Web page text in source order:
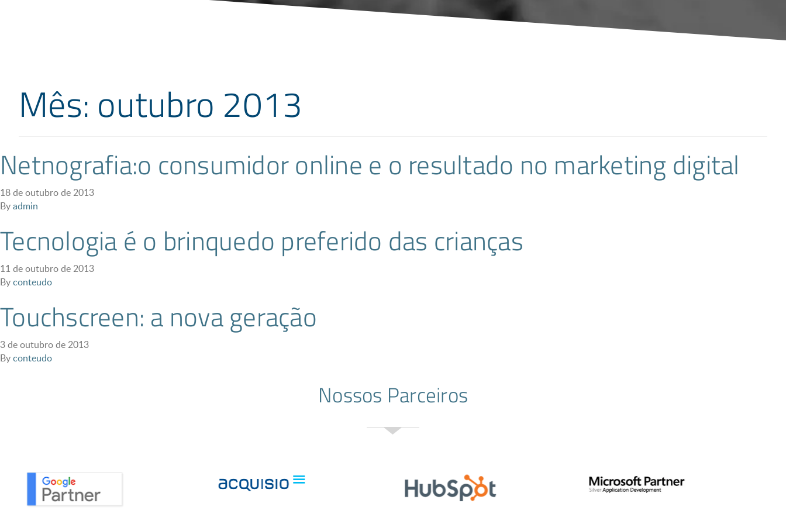
Mês: outubro 2013
Netnografia:o consumidor online e o resultado no marketing digital
18 de outubro de 2013
Byadmin
Tecnologia é o brinquedo preferido das crianças
11 de outubro de 2013
Byconteudo
Touchscreen: a nova geração
3 de outubro de 2013
Byconteudo
Nossos Parceiros